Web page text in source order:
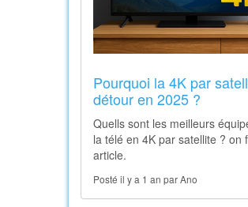
Pourquoi la 4K par
détour en 2025 ?
Quells sont les meilleurs
la télé en 4K par satellite ? on
article.
Posté il y a 1 an par Ano